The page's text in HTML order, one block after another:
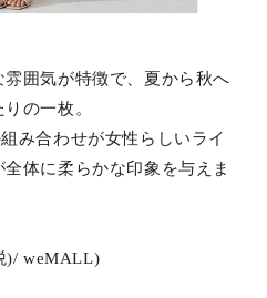
囲気が特徴で、夏から秋へ
の一枚。
み合わせが女性らしいライ
体に柔らかな印象を与えま
)/ weMALL)